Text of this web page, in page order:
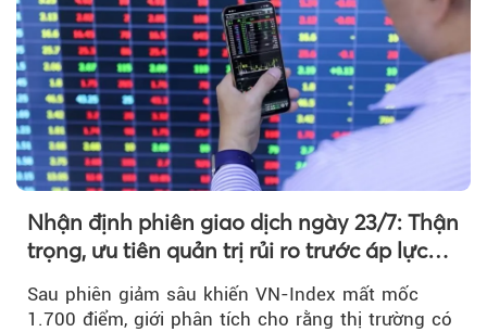
Nhận định phiên giao dịch ngày 23/7: Thận
trọng, ưu tiên quản trị rủi ro trước áp lực
Sau phiên giảm sâu khiến VN-Index mất mốc
1.700 điểm, giới phân tích cho rằng thị trường có